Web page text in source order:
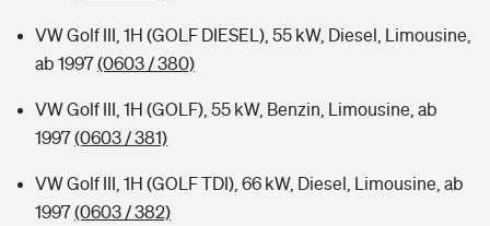
VW Golf III, 1H (GOLF DIESEL), 55 kW, Diesel, Limousine,
ab 1997(0603 / 380)
VW Golf III, 1H (GOLF), 55 kW, Benzin, Limousine, ab
1997(0603 / 381)
VW Golf III, 1H (GOLF TDI), 66 kW, Diesel, Limousine, ab
1997(0603 / 382)